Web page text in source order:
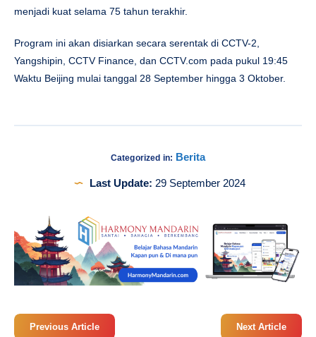
menjadi kuat selama 75 tahun terakhir.
Program ini akan disiarkan secara serentak di CCTV-2,
Yangshipin, CCTV Finance, dan CCTV.com pada pukul 19:45
Waktu Beijing mulai tanggal 28 September hingga 3 Oktober.
Categorized in: Berita
Last Update: 29 September 2024
Previous Article Next Article